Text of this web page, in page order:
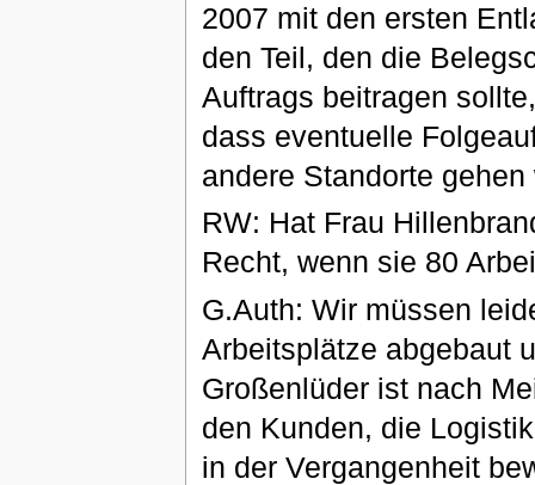
2007 mit den ersten
den Teil, den die
Auftrags beitragen
dass eventuelle
andere Standorte gehen
RW: Hat Frau
Recht, wenn sie 80
G.Auth: Wir müssen
Arbeitsplätze abgebaut
Großenlüder ist nach
den Kunden, die
in der Vergangenheit